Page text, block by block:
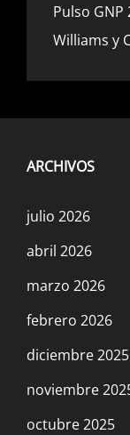
Pulso
Williams y
ARCHIVOS
julio 2026
abril 2026
marzo 2026
febrero 2026
diciembre 2025
noviembre
octubre 2025